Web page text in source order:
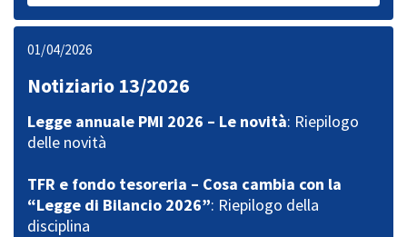
01/04/2026
Notiziario 13/2026
Legge annuale PMI 2026 – Le novità: Riepilogo
delle novità
TFR e fondo tesoreria – Cosa cambia con la
“Legge di Bilancio 2026”: Riepilogo della
disciplina